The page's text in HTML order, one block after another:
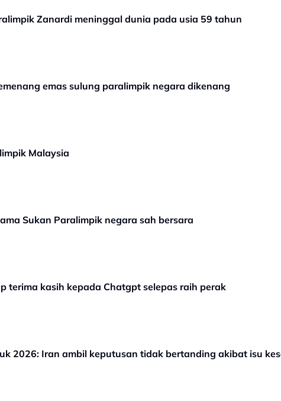
Zanardi meninggal dunia pada usia 59 tahun
emas sulung paralimpik negara dikenang
Malaysia
Sukan Paralimpik negara sah bersara
terima kasih kepada Chatgpt selepas raih perak
2026: Iran ambil keputusan tidak bertanding akibat isu